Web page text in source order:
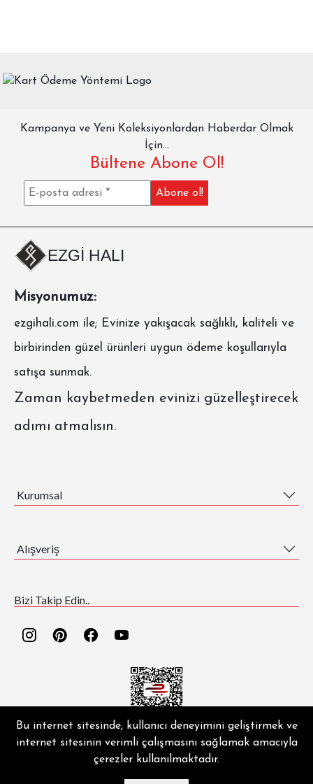
Kampanya ve Yeni Koleksiyonlardan Haberdar Olmak
İçin...
Bültene Abone Ol!
EZGİ HALI
Misyonumuz:
ezgihali.com ile; Evinize yakışacak sağlıklı, kaliteli ve
birbirinden güzel ürünleri uygun ödeme koşullarıyla
satışa sunmak.
Zaman kaybetmeden evinizi güzelleştirecek
adımı atmalısın.
Kurumsal
Alışveriş
Bizi Takip Edin..
EZGİ HALI ® | Copyright © 2026 | Tüm hakları saklıdır.
Bu internet sitesinde, kullanıcı deneyimini geliştirmek ve
internet sitesinin verimli çalışmasını sağlamak amacıyla
çerezler kullanılmaktadır.